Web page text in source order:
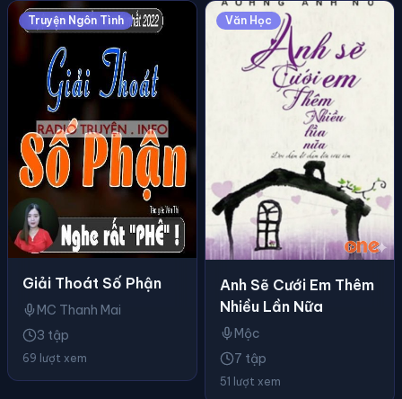
Truyện Ngôn Tình
Giải Thoát Số Phận
MC Thanh Mai
3 tập
69 lượt xem
Văn Học
Anh Sẽ Cưới Em Thêm
Nhiều Lần Nữa
Mộc
7 tập
51 lượt xem